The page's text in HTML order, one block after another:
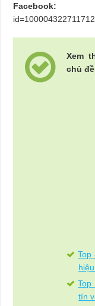
id=100004322711712
Xem
chủ đề
Top
Top
tín